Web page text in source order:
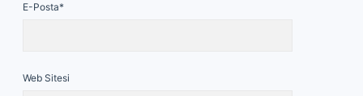
E-Posta*
Web Sitesi